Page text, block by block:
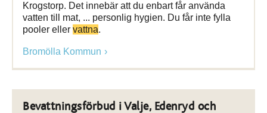
Krogstorp. Det innebär att du enbart får använda
vatten till mat, ... personlig hygien. Du får inte fylla
pooler eller vattna.
Bromölla Kommun
Bevattningsförbud i Valje, Edenryd och